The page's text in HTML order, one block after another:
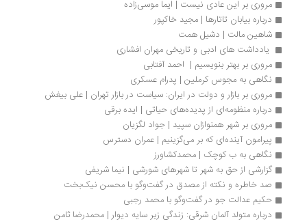
مروری بر این عادی نیست | ایما موسی‌زاده
درباره بیابان تاتارها | مجید خاکپور
شاهین مالت | دشیل همت
یادداشت ‌های ادبی و تاریخی مهران افشاری
مروری بر بهتر بنویسیم |  احمد آفتابی
نگاهی به مجوس کرملین | پدرام عسکری
مروری بر بازار و دولت در ایران: سیاست در بازار تهران | علی بیغش
درباره منظومه‌ای از پدیده‌های حیاتی | ایده برقی
مروری بر شهر همنوازان سپید | جواد لگزیان
پیرامون آینده‌ای که بر می‌گزینیم | عمران دسترس
نگاهی به ب کوچک | محمدکشاورز
گزارشی از حق به ‌شهر تا شهرهای شورشی | نیما شریفی
صد خاطره و نکته از مصدق در گفت‌وگو با محسن نیک‌بخت
حکیم عدالت جو در گفت‌وگو با محمد رجبی
درباره متولد آلمان شرقی: زندگی زیر سایه دیوار | محمدرضا ثامن